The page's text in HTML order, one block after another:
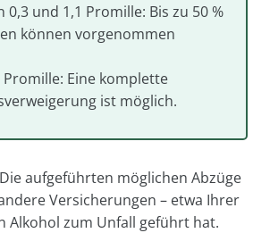
0,3 und 1,1 Promille: Bis zu 50 %
können vorgenommen
Promille: Eine komplette
ist möglich.
aufgeführten möglichen Abzüge
Versicherungen – etwa Ihrer
Alkohol zum Unfall geführt hat.